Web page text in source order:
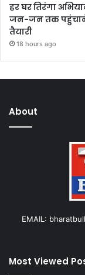
हर घर तिरंगा
जन-जन तक
तैयारी
18 hours ago
About
EMAIL:
Most Viewed